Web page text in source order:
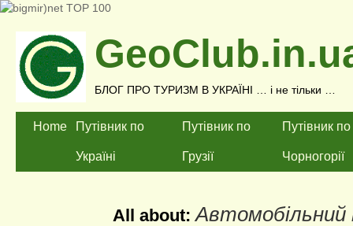
БЛОГ ПРО ТУРИЗМ В УКРАЇНІ … і не тільки …
Home Путівник по
Україні
Путівник по
Грузії
Путівник по
Чорногорії
All about:Автомобільний